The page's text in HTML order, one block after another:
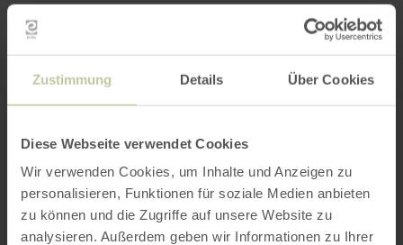
Zustimmung Details Über Cookies
Diese Webseite verwendet Cookies
Wir verwenden Cookies, um Inhalte und Anzeigen zu
personalisieren, Funktionen für soziale Medien anbieten
zu können und die Zugriffe auf unsere Website zu
analysieren. Außerdem geben wir Informationen zu Ihrer